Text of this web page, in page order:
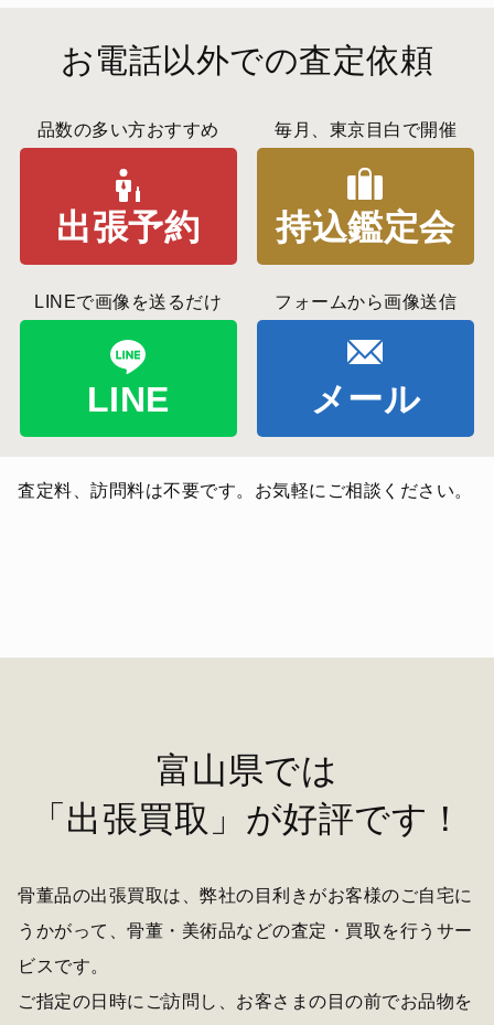
お電話以外での査定依頼
品数の多い方おすすめ
出張予約
毎月、東京目白で開催
持込鑑定会
LINEで画像を送るだけ
LINE
フォームから画像送信
メール
査定料、訪問料は不要です。お気軽にご相談ください。
富山県では
「出張買取」が好評です！
骨董品の出張買取は、弊社の目利きがお客様のご自宅に
うかがって、骨董・美術品などの査定・買取を行うサー
ビスです。
ご指定の日時にご訪問し、お客さまの目の前でお品物を